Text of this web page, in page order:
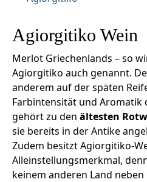
Agiorgitiko Wein
Merlot Griechenlands – so
Agiorgitiko auch genannt.
anderem auf der späten
Farbintensität und Aromatik
gehört zu den ältesten
sie bereits in der Antike
Zudem besitzt Agiorgitiko-
Alleinstellungsmerkmal,
keinem anderen Land neben